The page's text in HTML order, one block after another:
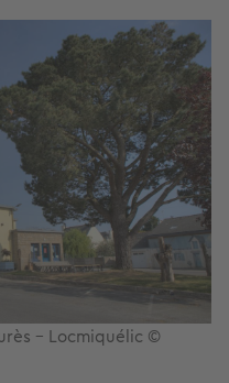
- Locmiquélic ©